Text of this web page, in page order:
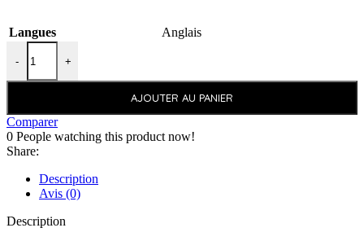
Langues Anglais
- +
AJOUTER AU PANIER
Comparer
0 People watching this product now!
Share:
Description
Avis (0)
Description